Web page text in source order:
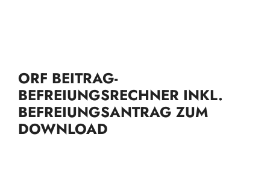
ORF BEITRAG-
BEFREIUNGSRECHNER INKL.
BEFREIUNGSANTRAG ZUM
DOWNLOAD